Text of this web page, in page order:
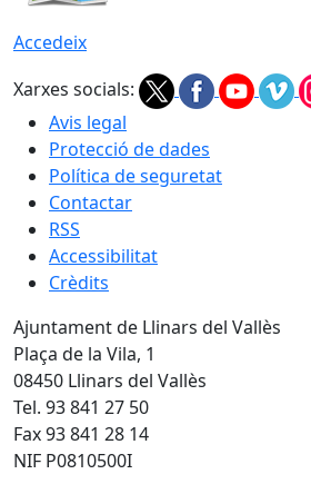
Accedeix
Xarxes socials:
Avis legal
Protecció de dades
Política de seguretat
Contactar
RSS
Accessibilitat
Crèdits
Ajuntament de Llinars del Vallès
Plaça de la Vila, 1
08450 Llinars del Vallès
Tel. 93 841 27 50
Fax 93 841 28 14
NIF P0810500I